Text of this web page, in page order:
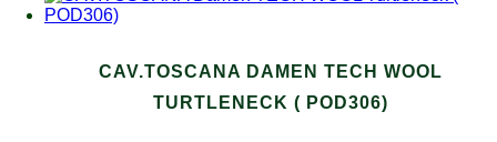
CAV.TOSCANA DAMEN TECH WOOL
TURTLENECK ( POD306)